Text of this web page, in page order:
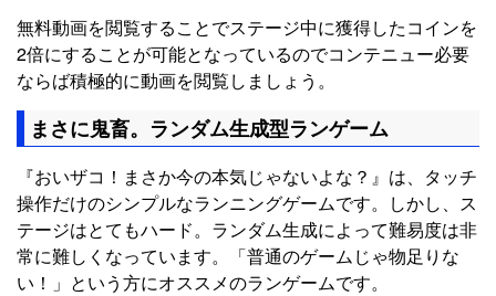
無料動画を閲覧することでステージ中に獲得したコインを
2倍にすることが可能となっているのでコンテニュー必要
ならば積極的に動画を閲覧しましょう。
まさに鬼畜。ランダム生成型ランゲーム
『おいザコ！まさか今の本気じゃないよな？』は、タッチ
操作だけのシンプルなランニングゲームです。しかし、ス
テージはとてもハード。ランダム生成によって難易度は非
常に難しくなっています。「普通のゲームじゃ物足りな
い！」という方にオススメのランゲームです。